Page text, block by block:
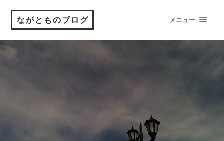
ながとものブログ メニュー